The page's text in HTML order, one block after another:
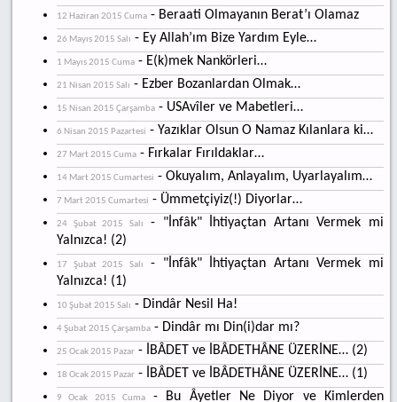
12 Haziran 2015 Cuma - Beraati Olmayanın Berat’ı Olamaz
26 Mayıs 2015 Salı - Ey Allah’ım Bize Yardım Eyle…
1 Mayıs 2015 Cuma - E(k)mek Nankörleri…
21 Nisan 2015 Salı - Ezber Bozanlardan Olmak…
15 Nisan 2015 Çarşamba - USAvîler ve Mabetleri…
6 Nisan 2015 Pazartesi - Yazıklar Olsun O Namaz Kılanlara ki…
27 Mart 2015 Cuma - Fırkalar Fırıldaklar…
14 Mart 2015 Cumartesi - Okuyalım, Anlayalım, Uyarlayalım…
7 Mart 2015 Cumartesi - Ümmetçiyiz(!) Diyorlar…
24 Şubat 2015 Salı
- "İnfâk" İhtiyaçtan Artanı Vermek mi
Yalnızca! (2)
17 Şubat 2015 Salı
- "İnfâk" İhtiyaçtan Artanı Vermek mi
Yalnızca! (1)
10 Şubat 2015 Salı - Dindâr Nesil Ha!
4 Şubat 2015 Çarşamba - Dindâr mı Din(i)dar mı?
25 Ocak 2015 Pazar - İBÂDET ve İBÂDETHÂNE ÜZERİNE… (2)
18 Ocak 2015 Pazar - İBÂDET ve İBÂDETHÂNE ÜZERİNE… (1)
9 Ocak 2015 Cuma- Bu Âyetler Ne Diyor ve Kimlerden